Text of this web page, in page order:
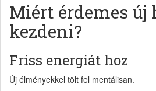
Miért érdemes új
kezdeni?
Friss energiát hoz
Új élményekkel tölt fel mentálisan.